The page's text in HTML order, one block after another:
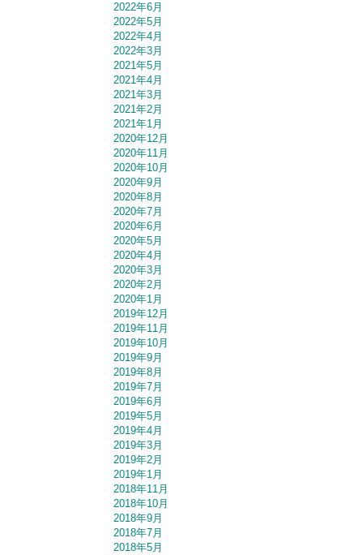
2022年6月
2022年5月
2022年4月
2022年3月
2021年5月
2021年4月
2021年3月
2021年2月
2021年1月
2020年12月
2020年11月
2020年10月
2020年9月
2020年8月
2020年7月
2020年6月
2020年5月
2020年4月
2020年3月
2020年2月
2020年1月
2019年12月
2019年11月
2019年10月
2019年9月
2019年8月
2019年7月
2019年6月
2019年5月
2019年4月
2019年3月
2019年2月
2019年1月
2018年11月
2018年10月
2018年9月
2018年7月
2018年5月